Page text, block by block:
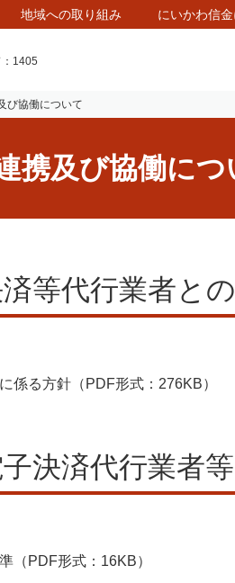
地域への取り組み にいかわ信
1405
び協働について
携及び協働につ
等代行業者と
係る方針（PDF形式：276KB）
決済代行業者
（PDF形式：16KB）